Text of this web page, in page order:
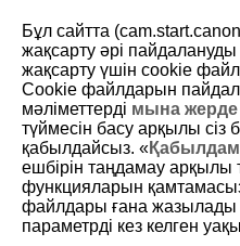
D146-030
P: Бағдарламалық
Камера ысырма жылдамдығы мен
ашықтығына сәйкес келетіндей
[
] Бағдарламаны білдіреді.
AE Авто экспозиция дегенді
Бұл сайтта
жақсарту әрі
жақсарту үшін сookie
Cookie файлдарын
мәліметтерді мына жерде
түймесін басу арқылы
қабылдайсыз. «
ешбірін таңдамау
функцияларын
файлдары ғана жазылады
параметрді кез келген